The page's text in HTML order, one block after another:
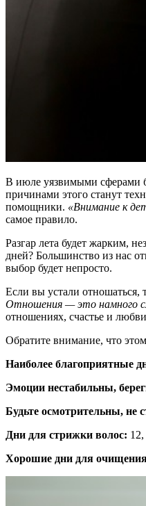
В июле уязвимыми сферами
причинами этого станут
помощники. «Внимание к
самое правило.
Разгар лета будет жарким,
дней? Большинство из нас
выбор будет непросто.
Если вы устали отношаться,
Отношения — это намного
отношениях, счастье и
Обратите внимание, что
Наиболее благоприятные
Эмоции нестабильны,
Будьте осмотрительны, не
Дни для стрижки волос:
Хорошие дни для